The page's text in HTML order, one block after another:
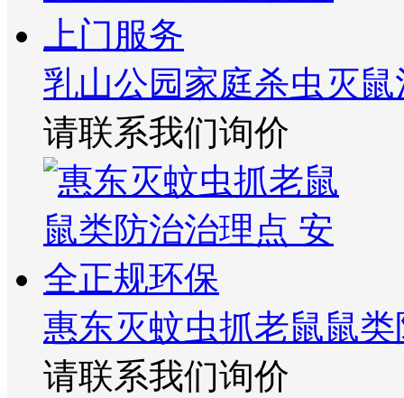
乳山公园家庭杀虫灭
请联系我们询价
惠东灭蚊虫抓老鼠鼠
请联系我们询价